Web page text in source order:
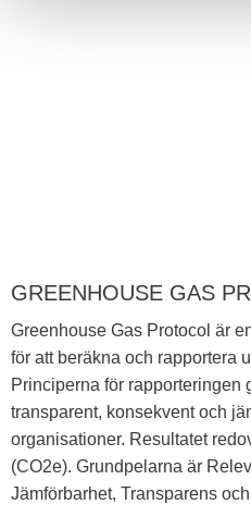
GREENHOUSE GAS
Greenhouse Gas Protocol är
för att beräkna och rapportera
Principerna för rapporteringen
transparent, konsekvent och
organisationer. Resultatet
(CO2e). Grundpelarna är
Jämförbarhet, Transparens